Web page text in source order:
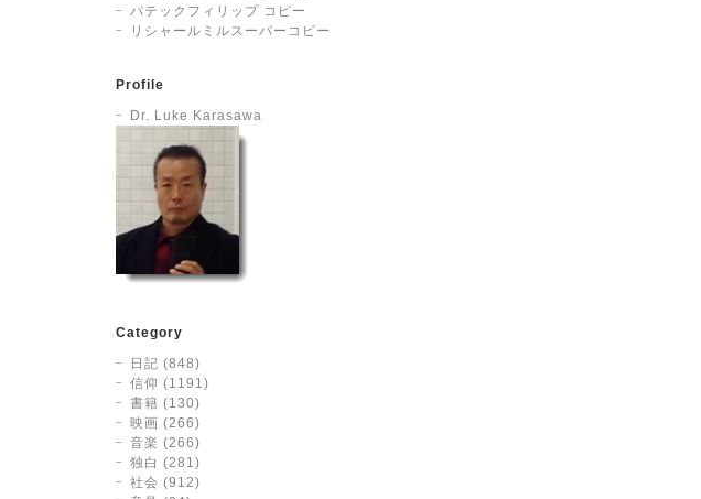
パテックフィリップ コピー
リシャールミルスーパーコピー
Profile
Dr. Luke Karasawa
Category
日記 (848)
信仰 (1191)
書籍 (130)
映画 (266)
音楽 (266)
独白 (281)
社会 (912)